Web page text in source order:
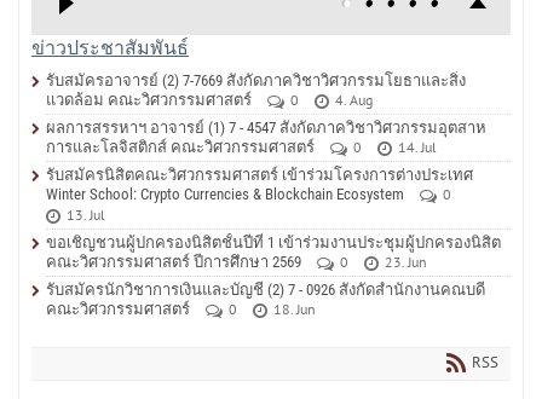
ข่าวประชาสัมพันธ์
รับสมัครอาจารย์ (2) 7-7669 สังกัดภาควิชาวิศวกรรมโยธาและสิ่ง
แวดล้อม คณะวิศวกรรมศาสตร์
0
4. Aug
ผลการสรรหาฯ อาจารย์ (1) 7 - 4547 สังกัดภาควิชาวิศวกรรมอุตสาห
การและโลจิสติกส์ คณะวิศวกรรมศาสตร์
0
14. Jul
รับสมัครนิสิตคณะวิศวกรรมศาสตร์ เข้าร่วมโครงการต่างประเทศ
Winter School: Crypto Currencies & Blockchain Ecosystem
0
13. Jul
ขอเชิญชวนผู้ปกครองนิสิตชั้นปีที่ 1 เข้าร่วมงานประชุมผู้ปกครองนิสิต
คณะวิศวกรรมศาสตร์ ปีการศึกษา 2569
0
23. Jun
รับสมัครนักวิชาการเงินและบัญชี (2) 7 - 0926 สังกัดสำนักงานคณบดี
คณะวิศวกรรมศาสตร์
0 18. Jun
RSS